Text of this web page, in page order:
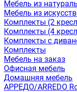
Мебель из
Мебель из
Комплекты (2
Комплекты (4
Комплекты с
Комплекты
Мебель на заказ
Офисная мебель
Домашняя мебель
АРРЕДО/ARREDO